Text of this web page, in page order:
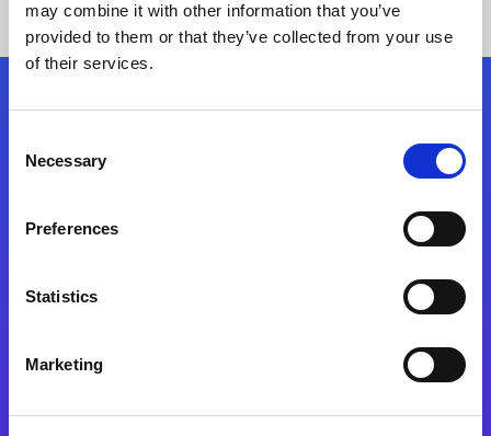
may combine it with other information that you’ve
provided to them or that they’ve collected from your use
of their services.
Selection
Necessary
Preferences
Statistics
Marketing
Kövessen minket!